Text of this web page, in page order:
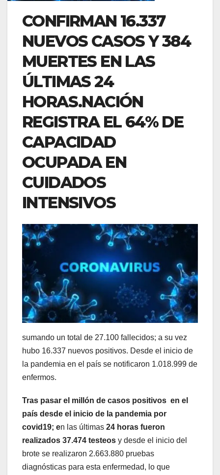
CONFIRMAN 16.337
NUEVOS CASOS Y 384
MUERTES EN LAS
ÚLTIMAS 24
HORAS.NACIÓN
REGISTRA EL 64% DE
CAPACIDAD
OCUPADA EN
CUIDADOS
INTENSIVOS
sumando un total de 27.100 fallecidos; a su vez
hubo 16.337 nuevos positivos. Desde el inicio de
la pandemia en el país se notificaron 1.018.999 de
enfermos.
Tras pasar el millón de casos positivos en el
país desde el inicio de la pandemia por
covid19; en las últimas 24 horas fueron
realizados 37.474 testeos y desde el inicio del
brote se realizaron 2.663.880 pruebas
diagnósticas para esta enfermedad, lo que